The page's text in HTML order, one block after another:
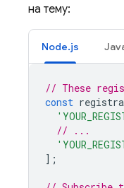
на тему:
Node.js
// These
const
// ...
];